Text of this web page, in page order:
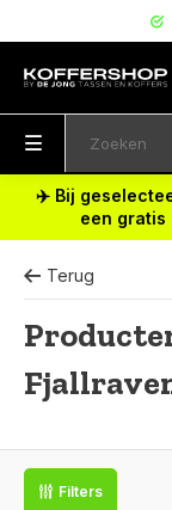
✈️ Bij
een gratis
Terug
Filters